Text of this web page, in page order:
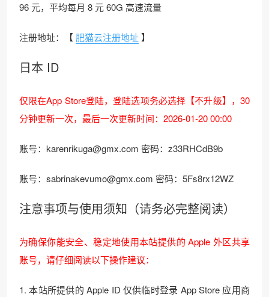
96 元，平均每月 8 元 60G 高速流量
注册地址：【 肥猫云注册地址】
日本 ID
仅限在App Store登陆，登陆选项务必选择【不升级】，30
分钟更新一次，最后一次更新时间：2026-01-20 00:00
账号：karenrikuga@gmx.com 密码：z33RHCdB9b
账号：sabrinakevumo@gmx.com 密码：5Fs8rx12WZ
注意事项与使用须知（请务必完整阅读）
为确保你能安全、稳定地使用本站提供的 Apple 外区共享
账号，请仔细阅读以下操作建议：
1. 本站所提供的 Apple ID 仅供临时登录 App Store 应用商